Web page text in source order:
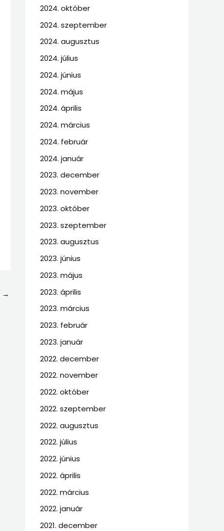
→
2024. október
2024. szeptember
2024. augusztus
2024. július
2024. június
2024. május
2024. április
2024. március
2024. február
2024. január
2023. december
2023. november
2023. október
2023. szeptember
2023. augusztus
2023. június
2023. május
2023. április
2023. március
2023. február
2023. január
2022. december
2022. november
2022. október
2022. szeptember
2022. augusztus
2022. július
2022. június
2022. április
2022. március
2022. január
2021. december